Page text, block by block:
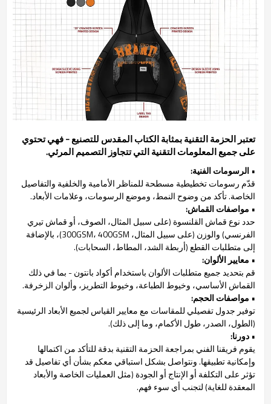
تعتبر الحزمة التقنية بمثابة الكتاب المقدس للتصنيع - فهي تحتوي
على جميع المعلومات التقنية التي تتجاوز التصميم المرئي.
• الرسومات الفنية:
قدّم رسومات تخطيطية مسطحة للمناظر الأمامية والخلفية والتفاصيل
الخاصة. تأكد من وضوح النمط، وموضع الرسومات، وعلامات الأبعاد.
• مواصفات القماش:
حدد نوع قماش القلنسوة (على سبيل المثال، الصوف، أو قماش تيري
الفرنسي) والوزن (على سبيل المثال، 300GSM، 400GSM)، بالإضافة
إلى متطلبات القطع (أربطة الشد، المطاط، السحابات).
• معايير الألوان:
قم بتحديد جميع متطلبات الألوان باستخدام أكواد بانتون - بما في ذلك
القماش الأساسي، وخيوط الطباعة، وخيوط التطريز، وألوان الزخرفة.
• مواصفات الحجم:
توفير جدول تفصيلي للمقاسات مع معايير القياس لجميع الأبعاد الرئيسية
(الطول، الصدر، طول الأكمام، وما إلى ذلك).
• دورنا:
يقوم فريقنا الفني بمراجعة الحزمة التقنية بدقة للتأكد من اكتمالها
وإمكانية تطبيقها. ونتواصل بشكل استباقي معكم بشأن أي تفاصيل قد
تؤثر على التكلفة أو الإنتاج أو الجودة (مثل العمليات الخاصة والأبعاد
المعقدة للغاية) لتجنب أي سوء فهم.